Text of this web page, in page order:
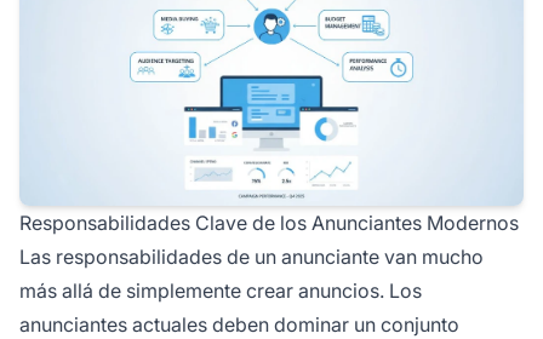
Responsabilidades Clave de los Anunciantes Modernos
Las responsabilidades de un anunciante van mucho
más allá de simplemente crear anuncios. Los
anunciantes actuales deben dominar un conjunto